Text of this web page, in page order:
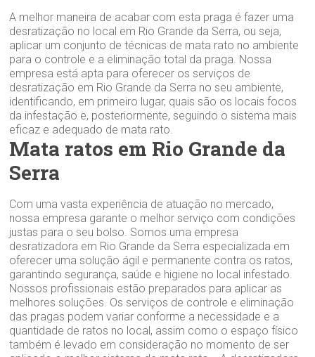
A melhor maneira de acabar com esta praga é fazer uma
desratização no local em Rio Grande da Serra, ou seja,
aplicar um conjunto de técnicas de mata rato no ambiente
para o controle e a eliminação total da praga. Nossa
empresa está apta para oferecer os serviços de
desratização em Rio Grande da Serra no seu ambiente,
identificando, em primeiro lugar, quais são os locais focos
da infestação e, posteriormente, seguindo o sistema mais
eficaz e adequado de mata rato.
Mata ratos em Rio Grande da
Serra
Com uma vasta experiência de atuação no mercado,
nossa empresa garante o melhor serviço com condições
justas para o seu bolso. Somos uma empresa
desratizadora em Rio Grande da Serra especializada em
oferecer uma solução ágil e permanente contra os ratos,
garantindo segurança, saúde e higiene no local infestado.
Nossos profissionais estão preparados para aplicar as
melhores soluções. Os serviços de controle e eliminação
das pragas podem variar conforme a necessidade e a
quantidade de ratos no local, assim como o espaço físico
também é levado em consideração no momento de ser